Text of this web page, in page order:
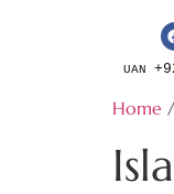
UAN
Home /